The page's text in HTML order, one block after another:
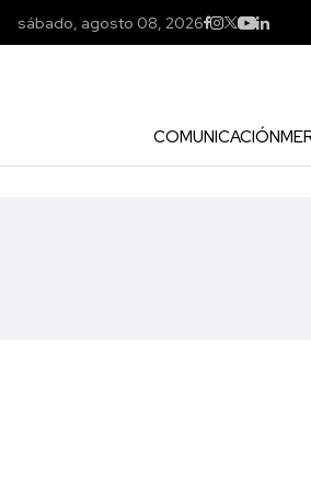
sábado, agosto 08, 2026
COMUNICACIÓN